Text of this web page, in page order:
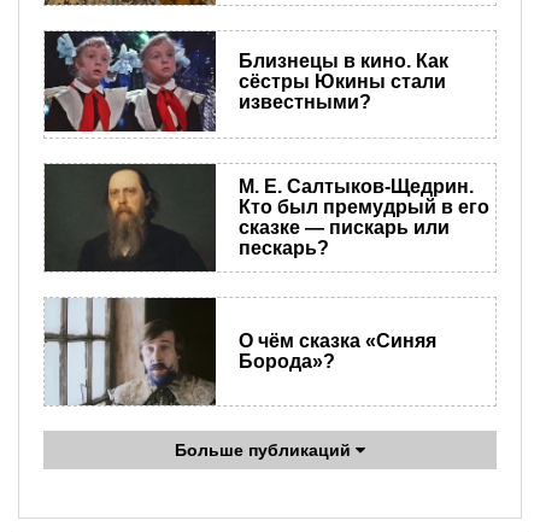
Близнецы в кино. Как
сёстры Юкины стали
известными?
М. Е. Салтыков-Щедрин.
Кто был премудрый в его
сказке — пискарь или
пескарь?
О чём сказка «Синяя
Борода»?
Больше публикаций